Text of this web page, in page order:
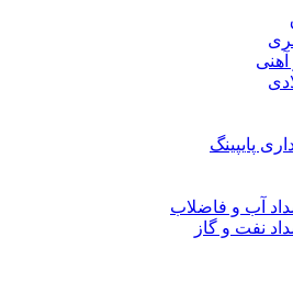
آهنی
پایپینگ
آب و فاضلاب
نفت و گاز